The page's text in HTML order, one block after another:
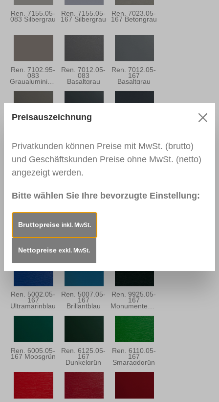
Ren. 7155.05-
083 Silbergrau
Ren. 7155.05-
167 Silbergrau
Ren. 7023.05-
167 Betongrau
Ren. 7102.95-
083
Ren. 7012.05-
083
Basaltgrau
Ren. 7012.05-
167
Basaltgrau
Schwarzgrau Monumentblau Schiefergrau
Ren. 5150.05- Ren. 5013.05-
Dunkelblau
Ren. 5002.05-
167
Ultramarinblau
Ren. 5007.05-
167
Brillantblau
Ren. 9925.05-
167
Ren. 6005.05-
167 Moosgrün
Ren. 6125.05-
167
Dunkelgrün
Ren. 6110.05-
167
Smaragdgrün
Preisauszeichnung
Privatkunden können Preise mit MwSt. (brutto)
und Geschäftskunden Preise ohne MwSt. (netto)
angezeigt werden.
Bitte wählen Sie Ihre bevorzugte Einstellung:
Bruttopreise inkl. MwSt.
Nettopreise exkl. MwSt.